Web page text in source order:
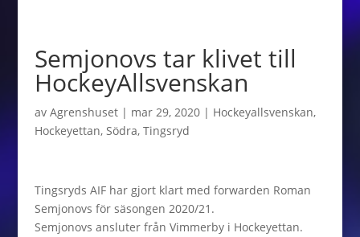
Semjonovs tar klivet till
HockeyAllsvenskan
av Agrenshuset| mar 29, 2020| Hockeyallsvenskan,
Hockeyettan, Södra, Tingsryd
Tingsryds AIF har gjort klart med forwarden Roman
Semjonovs för säsongen 2020/21.
Semjonovs ansluter från Vimmerby i Hockeyettan.